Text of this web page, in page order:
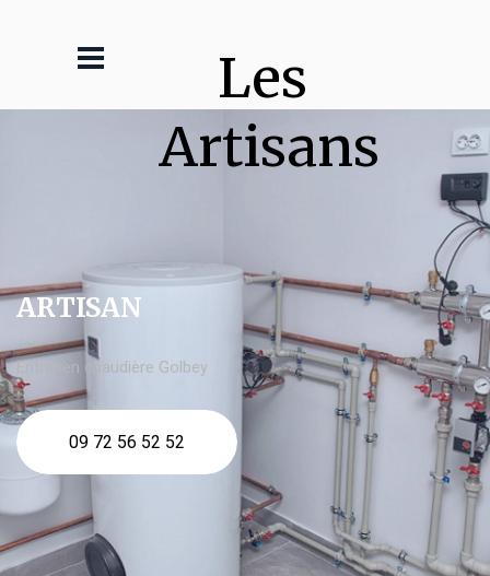
Les
Artisans
ARTISAN
Entretien chaudière Golbey
09 72 56 52 52